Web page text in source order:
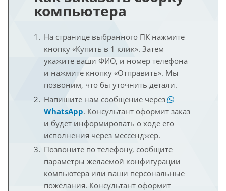
компьютера
На странице выбранного ПК нажмите
кнопку «Купить в 1 клик». Затем
укажите ваши ФИО, и номер телефона
и нажмите кнопку «Отправить». Мы
позвоним, что бы уточнить детали.
Напишите нам сообщение через
WhatsApp. Консультант оформит заказ
и будет информировать о ходе его
исполнения через мессенджер.
Позвоните по телефону, сообщите
параметры желаемой конфигурации
компьютера или ваши персональные
пожелания. Консультант оформит